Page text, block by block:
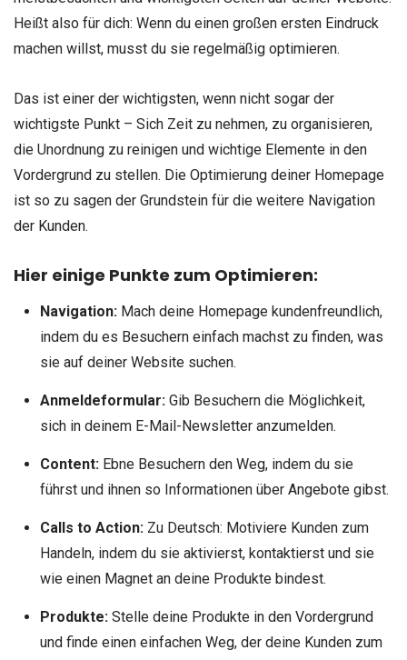
Heißt also für dich: Wenn du einen großen ersten Eindruck
machen willst, musst du sie regelmäßig optimieren.
Das ist einer der wichtigsten, wenn nicht sogar der
wichtigste Punkt – Sich Zeit zu nehmen, zu organisieren,
die Unordnung zu reinigen und wichtige Elemente in den
Vordergrund zu stellen. Die Optimierung deiner Homepage
ist so zu sagen der Grundstein für die weitere Navigation
der Kunden.
Hier einige Punkte zum Optimieren:
Navigation: Mach deine Homepage kundenfreundlich,
indem du es Besuchern einfach machst zu finden, was
sie auf deiner Website suchen.
Anmeldeformular: Gib Besuchern die Möglichkeit,
sich in deinem E-Mail-Newsletter anzumelden.
Content: Ebne Besuchern den Weg, indem du sie
führst und ihnen so Informationen über Angebote gibst.
Calls to Action:Zu Deutsch: Motiviere Kunden zum
Handeln, indem du sie aktivierst, kontaktierst und sie
wie einen Magnet an deine Produkte bindest.
Produkte:Stelle deine Produkte in den Vordergrund
und finde einen einfachen Weg, der deine Kunden zum